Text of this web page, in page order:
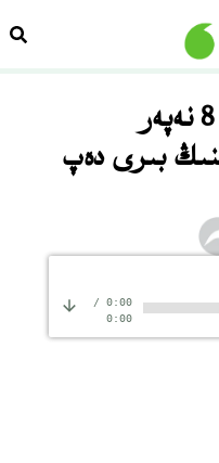
رابىيە خانىم دۇنيادىكى 8 نەپەر
بىرى دەپ
0:00
/
0:00